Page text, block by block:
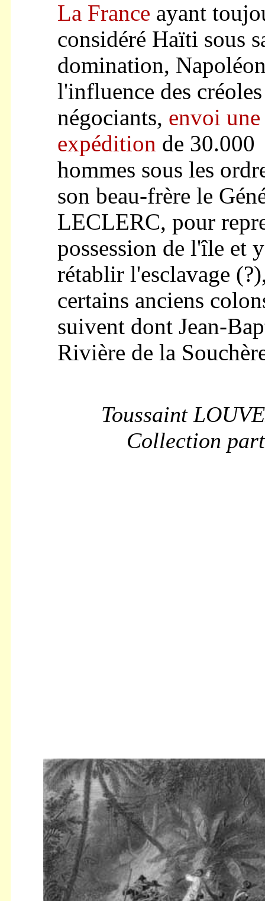
La France ayant
considéré Haïti sous
domination,
l'influence des
négociants, envoi une
expédition de 30.000
hommes sous les
son beau-frère le
LECLERC, pour
possession de l'île et y
rétablir l'esclavage
certains anciens
suivent dont Jean-
Rivière de la
Toussaint
Collection